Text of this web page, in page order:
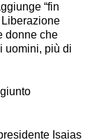
“fin
donne che
uomini, più di
Isaias